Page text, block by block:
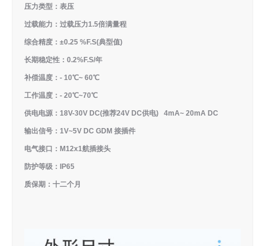
压力类型：表压
过载能力：过载压力1.5倍满量程
综合精度：±0.25 %F.S(典型值)
长期稳定性：0.2%F.S/年
补偿温度：- 10℃~ 60℃
工作温度：- 20℃~70℃
供电电源：18V-30V DC(推荐24V DC供电) 4mA~ 20mA DC
输出信号：1V~5V DC GDM 接插件
电气接口：M12x1航插接头
防护等级：IP65
质保期：十二个月